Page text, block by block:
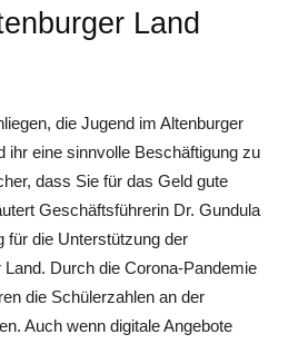
Land
die Jugend im Altenburger
ihr eine sinnvolle Beschäftigung zu
dass Sie für das Geld gute
Geschäftsführerin Dr. Gundula
für die Unterstützung der
Durch die Corona-Pandemie
die Schülerzahlen an der
Auch wenn digitale Angebote